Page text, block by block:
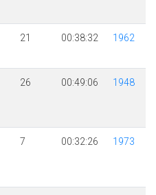
21 00:38:32 1962
26 00:49:06 1948
7 00:32:26 1973